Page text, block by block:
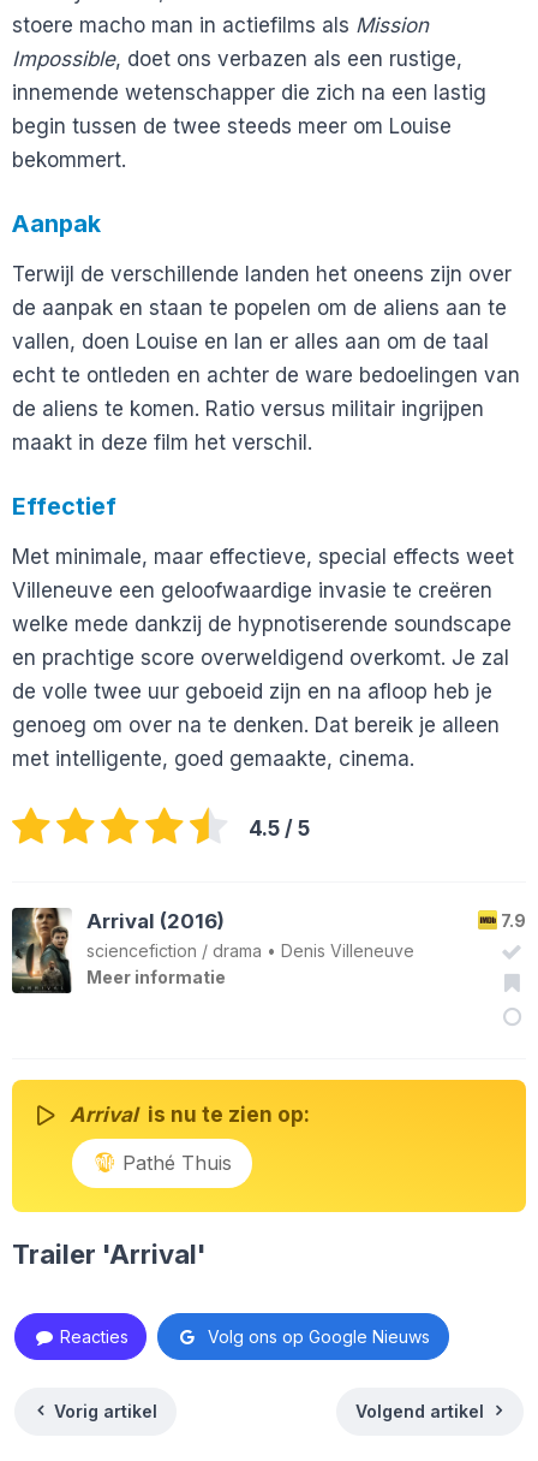
stoere macho man in actiefilms als Mission
Impossible, doet ons verbazen als een rustige,
innemende wetenschapper die zich na een lastig
begin tussen de twee steeds meer om Louise
bekommert.
Aanpak
Terwijl de verschillende landen het oneens zijn over
de aanpak en staan te popelen om de aliens aan te
vallen, doen Louise en Ian er alles aan om de taal
echt te ontleden en achter de ware bedoelingen van
de aliens te komen. Ratio versus militair ingrijpen
maakt in deze film het verschil.
Effectief
Met minimale, maar effectieve, special effects weet
Villeneuve een geloofwaardige invasie te creëren
welke mede dankzij de hypnotiserende soundscape
en prachtige score overweldigend overkomt. Je zal
de volle twee uur geboeid zijn en na afloop heb je
genoeg om over na te denken. Dat bereik je alleen
met intelligente, goed gemaakte, cinema.
4.5 / 5
7.9
Arrival (2016)
sciencefiction / drama • Denis Villeneuve
Meer informatie
Arrival is nu te zien op:
Pathé Thuis
Trailer 'Arrival'
Reacties Volg ons op Google Nieuws
Vorig artikel Volgend artikel